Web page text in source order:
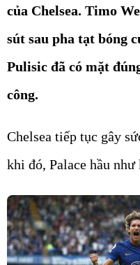
của Chelsea. Timo
sút sau pha tạt bóng
Pulisic đã có mặt
công.
Chelsea tiếp tục gây
khi đó, Palace hầu